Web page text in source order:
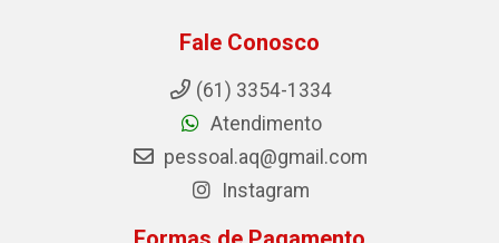
Fale Conosco
(61) 3354-1334
Atendimento
pessoal.aq@gmail.com
Instagram